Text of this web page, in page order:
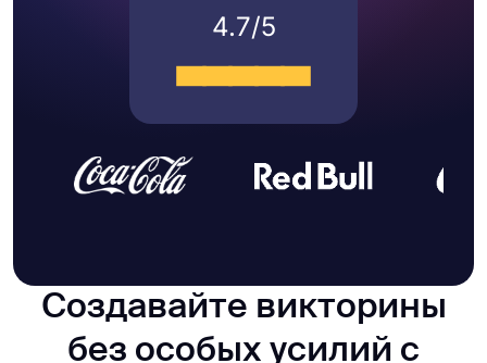
4.7/5
Создавайте викторины
без особых усилий с